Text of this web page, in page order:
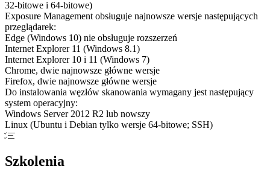
32-bitowe i 64-bitowe)
Exposure Management obsługuje najnowsze wersje następujących
przeglądarek:
Edge (Windows 10) nie obsługuje rozszerzeń
Internet Explorer 11 (Windows 8.1)
Internet Explorer 10 i 11 (Windows 7)
Chrome, dwie najnowsze główne wersje
Firefox, dwie najnowsze główne wersje
Do instalowania węzłów skanowania wymagany jest następujący
system operacyjny:
Windows Server 2012 R2 lub nowszy
Linux (Ubuntu i Debian tylko wersje 64-bitowe; SSH)
Szkolenia